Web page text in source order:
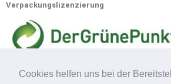
Cookies helfen uns bei der
Verpackungslizenzierung